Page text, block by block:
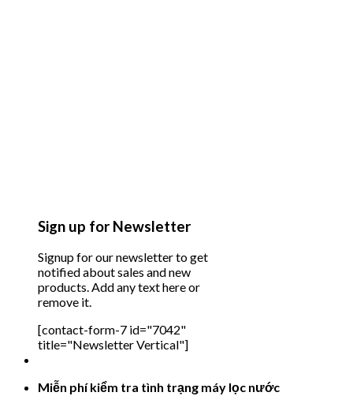
Sign up for Newsletter
Signup for our newsletter to get
notified about sales and new
products. Add any text here or
remove it.
[contact-form-7 id="7042"
title="Newsletter Vertical"]
Miễn phí kiểm tra tình trạng máy lọc nước